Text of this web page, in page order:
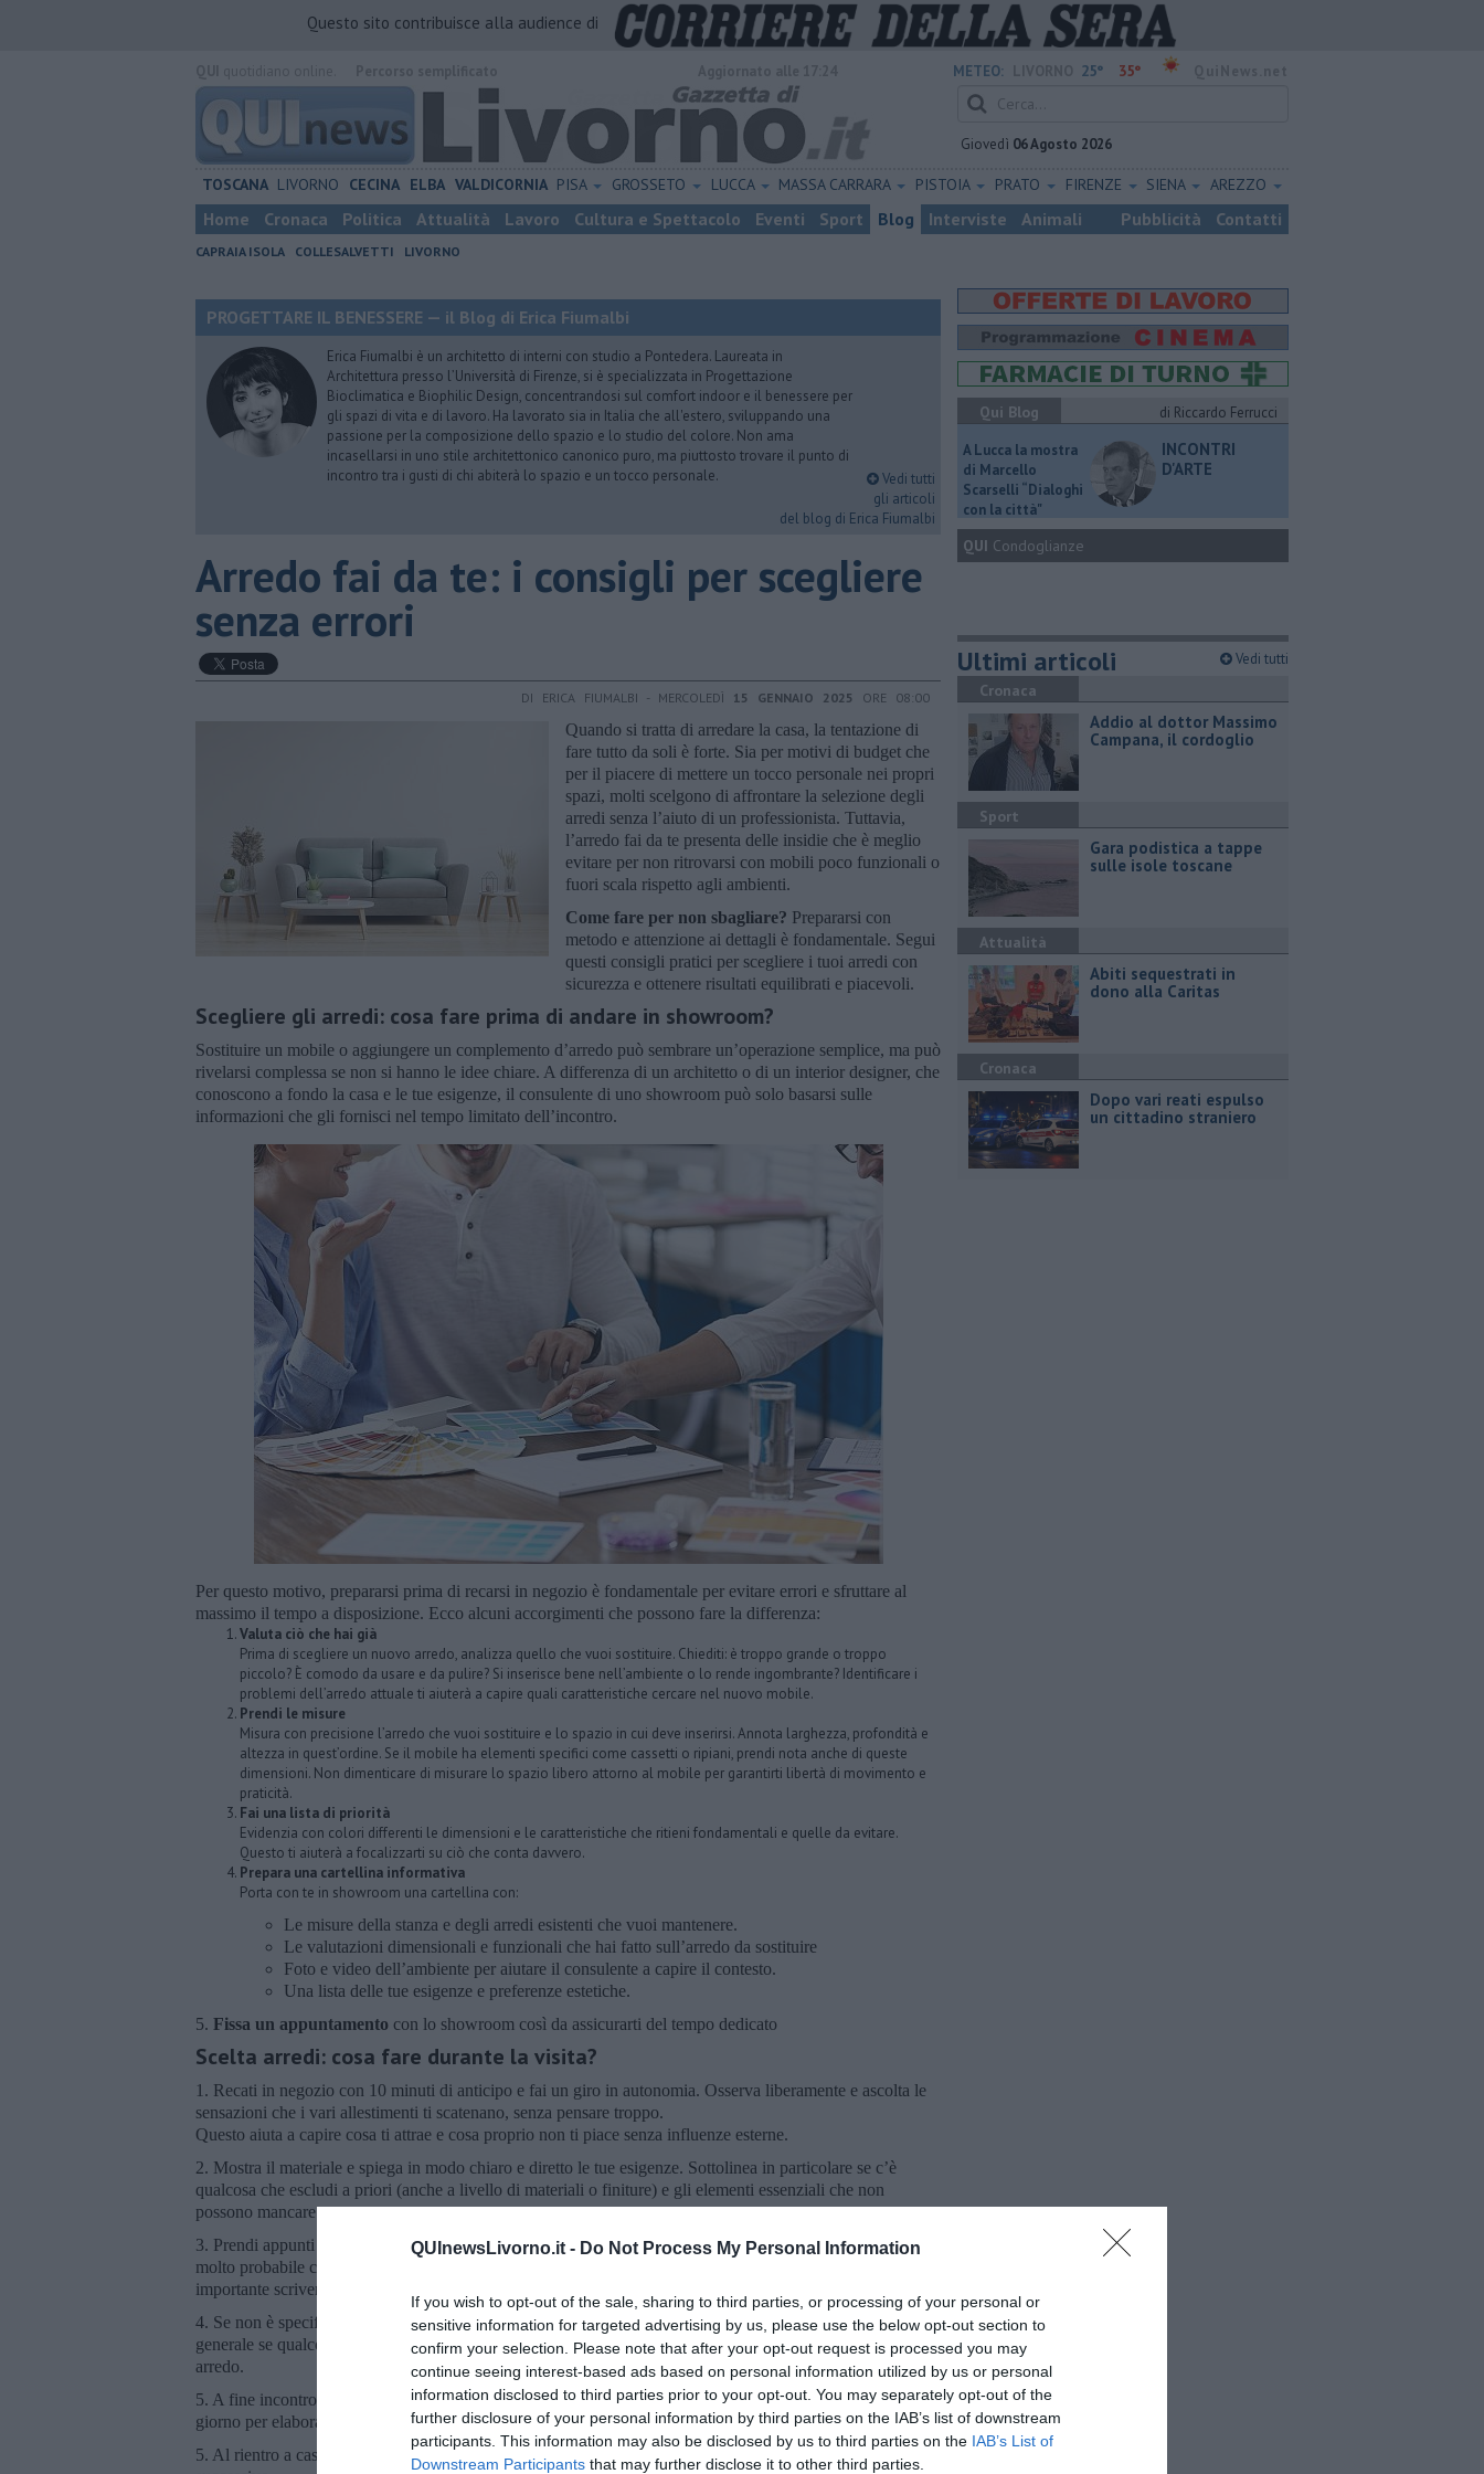
QUInewsLivorno.it - Do Not Process My Personal Information
If you wish to opt-out of the sale, sharing to third parties, or processing of your personal or
sensitive information for targeted advertising by us, please use the below opt-out section to
confirm your selection. Please note that after your opt-out request is processed you may
continue seeing interest-based ads based on personal information utilized by us or personal
information disclosed to third parties prior to your opt-out. You may separately opt-out of the
further disclosure of your personal information by third parties on the IAB’s list of downstream
participants. This information may also be disclosed by us to third parties on the IAB’s List of
Downstream Participants that may further disclose it to other third parties.
Questo sito contribuisce alla audience di
METEO: 25° 35°
Giovedì 06 Agosto 2026
TOSCANA LIVORNO CECINA ELBA VALDICORNIA PISA GROSSETO LUCCA MASSA CARRARA PISTOIA PRATO FIRENZE SIENA AREZZO
Home Cronaca Politica Attualità Lavoro Cultura e Spettacolo Eventi Sport Blog Interviste Animali Pubblicità Contatti
CAPRAIA ISOLA COLLESALVETTI LIVORNO
PROGETTARE IL BENESSERE — il Blog di Erica Fiumalbi
Erica Fiumalbi è un architetto di interni con studio a Pontedera. Laureata in
Architettura presso l’Università di Firenze, si è specializzata in Progettazione
Bioclimatica e Biophilic Design, concentrandosi sul comfort indoor e il benessere per
gli spazi di vita e di lavoro. Ha lavorato sia in Italia che all'estero, sviluppando una
passione per la composizione dello spazio e lo studio del colore. Non ama
incasellarsi in uno stile architettonico canonico puro, ma piuttosto trovare il punto di
incontro tra i gusti di chi abiterà lo spazio e un tocco personale.
Vedi tutti
gli articoli
del blog di Erica Fiumalbi
​Arredo fai da te: i consigli per scegliere
senza errori
DI ERICA FIUMALBI - MERCOLEDÌ 15 GENNAIO 2025 ORE 08:00
Quando si tratta di arredare la casa, la tentazione di
fare tutto da soli è forte. Sia per motivi di budget che
per il piacere di mettere un tocco personale nei propri
spazi, molti scelgono di affrontare la selezione degli
arredi senza l’aiuto di un professionista. Tuttavia,
l’arredo fai da te presenta delle insidie che è meglio
evitare per non ritrovarsi con mobili poco funzionali o
fuori scala rispetto agli ambienti.
Come fare per non sbagliare? Prepararsi con
metodo e attenzione ai dettagli è fondamentale. Segui
questi consigli pratici per scegliere i tuoi arredi con
sicurezza e ottenere risultati equilibrati e piacevoli.
Scegliere gli arredi: cosa fare prima di andare in showroom?
Sostituire un mobile o aggiungere un complemento d’arredo può sembrare un’operazione semplice, ma può
rivelarsi complessa se non si hanno le idee chiare. A differenza di un architetto o di un interior designer, che
conoscono a fondo la casa e le tue esigenze, il consulente di uno showroom può solo basarsi sulle
informazioni che gli fornisci nel tempo limitato dell’incontro.
Per questo motivo, prepararsi prima di recarsi in negozio è fondamentale per evitare errori e sfruttare al
massimo il tempo a disposizione. Ecco alcuni accorgimenti che possono fare la differenza:
Valuta ciò che hai già
Prima di scegliere un nuovo arredo, analizza quello che vuoi sostituire. Chiediti: è troppo grande o troppo
piccolo? È comodo da usare e da pulire? Si inserisce bene nell’ambiente o lo rende ingombrante? Identificare i
problemi dell’arredo attuale ti aiuterà a capire quali caratteristiche cercare nel nuovo mobile.
Prendi le misure
Misura con precisione l’arredo che vuoi sostituire e lo spazio in cui deve inserirsi. Annota larghezza, profondità e
altezza in quest’ordine. Se il mobile ha elementi specifici come cassetti o ripiani, prendi nota anche di queste
dimensioni. Non dimenticare di misurare lo spazio libero attorno al mobile per garantirti libertà di movimento e
praticità.
Fai una lista di priorità
Evidenzia con colori differenti le dimensioni e le caratteristiche che ritieni fondamentali e quelle da evitare.
Questo ti aiuterà a focalizzarti su ciò che conta davvero.
Prepara una cartellina informativa
Porta con te in showroom una cartellina con:
Le misure della stanza e degli arredi esistenti che vuoi mantenere.
Le valutazioni dimensionali e funzionali che hai fatto sull’arredo da sostituire
Foto e video dell’ambiente per aiutare il consulente a capire il contesto.
Una lista delle tue esigenze e preferenze estetiche.
5. Fissa un appuntamento con lo showroom così da assicurarti del tempo dedicato
Scelta arredi: cosa fare durante la visita?
1. Recati in negozio con 10 minuti di anticipo e fai un giro in autonomia. Osserva liberamente e ascolta le
sensazioni che i vari allestimenti ti scatenano, senza pensare troppo.
Questo aiuta a capire cosa ti attrae e cosa proprio non ti piace senza influenze esterne.
2. Mostra il materiale e spiega in modo chiaro e diretto le tue esigenze. Sottolinea in particolare se c’è
qualcosa che escludi a priori (anche a livello di materiali o finiture) e gli elementi essenziali che non
possono mancare
3. Prendi appunti su misure, modelli e considerazioni varie. Fotografa gli allestimenti che ti piacciono. È
molto probabile che dopo il primo appuntamento non ti venga consegnato alcun disegno, pertanto è
importante scrivere più cose possibili.
4. Se non è specificato, chiedi se nel prezzo che sono compresi iva, trasporto al piano e montaggio e in
generale se qualcosa è escluso. Informati sui tempi di consegna e se provvedono al ritiro del vecchio
arredo.
5. A fine incontro fate un riepilogo di tutto quanto detto. Nel caso in cui il consulente si prenda qualche
giorno per elaborare il preventivo lascia la lista delle tue priorità, così che non venga tralasciato niente.
5. Al rientro a casa rimetti subito in ordine gli appunti e segnati eventuali domande da fare all’incontro
Qui Blog
di Riccardo Ferrucci
A Lucca la mostra
di Marcello
Scarselli “Dialoghi
con la città"
INCONTRI
D'ARTE
QUI Condoglianze
Ultimi articoli Vedi tutti
Cronaca
Addio al dottor Massimo
Campana, il cordoglio
Sport
Gara podistica a tappe
sulle isole toscane
Attualità
Abiti sequestrati in
dono alla Caritas
Cronaca
Dopo vari reati espulso
un cittadino straniero